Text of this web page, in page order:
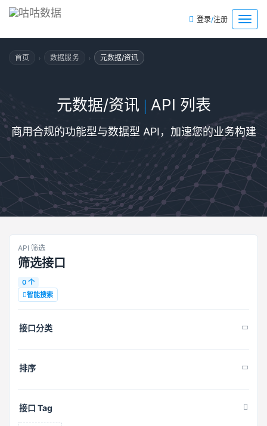
菜
单
登录/注册
首页 › 数据服务 › 元数据/资讯
元数据/资讯 | API 列表
商用合规的功能型与数据型 API，加速您的业务构建
API 筛选
筛选接口
0 个
智能搜索
接口分类
排序
接口 Tag